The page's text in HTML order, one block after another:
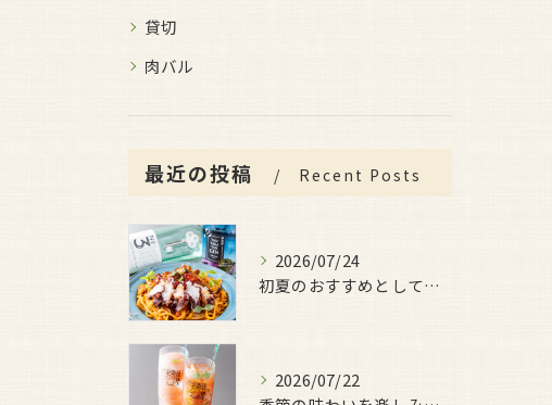
貸切
肉バル
最近の投稿 Recent Posts
2026/07/24
初夏のおすすめとしてご用意しているのが、
2026/07/22